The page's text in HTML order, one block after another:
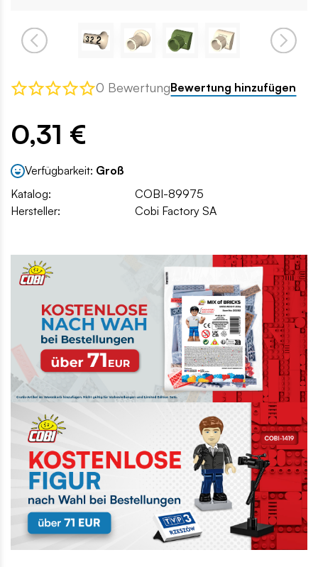
0 BewertungBewertung hinzufügen
0,31 €
Verfügbarkeit: Groß
Katalog:
COBI-89975
Hersteller:
Cobi Factory SA